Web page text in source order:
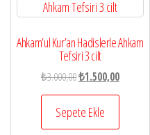
Ahkam’ul Kur’an Hadislerle Ahkam
Tefsiri 3 cilt
₺3.000,00Orijinal
fiyat:
₺3.000,00.
₺1.500,00Şu
andaki
₺1.500,00.
Sepete Ekle